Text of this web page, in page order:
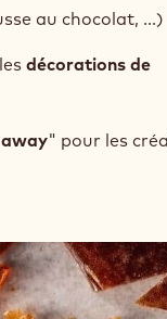
au chocolat,
décorations de
" pour les